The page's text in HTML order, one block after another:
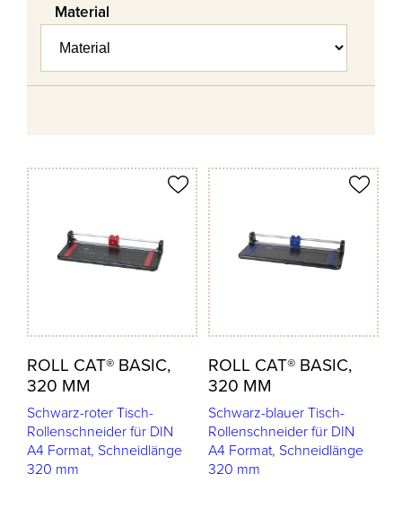
Material
ROLL CAT® BASIC,
320 MM
Schwarz-roter Tisch-
Rollenschneider für DIN
A4 Format, Schneidlänge
320 mm
merken
ROLL CAT® BASIC,
320 MM
Schwarz-blauer Tisch-
Rollenschneider für DIN
A4 Format, Schneidlänge
320 mm
Produkt merken